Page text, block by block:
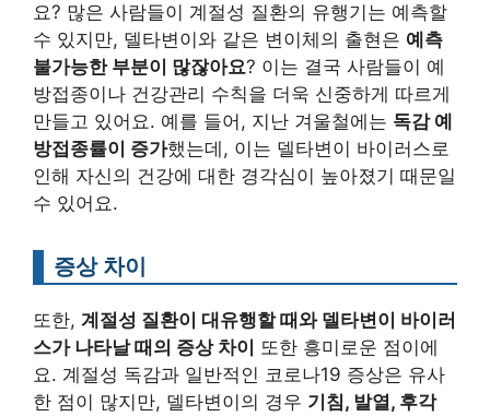
요? 많은 사람들이 계절성 질환의 유행기는 예측할
수 있지만, 델타변이와 같은 변이체의 출현은 예측
불가능한 부분이 많잖아요? 이는 결국 사람들이 예
방접종이나 건강관리 수칙을 더욱 신중하게 따르게
만들고 있어요. 예를 들어, 지난 겨울철에는 독감 예
방접종률이 증가했는데, 이는 델타변이 바이러스로
인해 자신의 건강에 대한 경각심이 높아졌기 때문일
수 있어요.
증상 차이
또한, 계절성 질환이 대유행할 때와 델타변이 바이러
스가 나타날 때의 증상 차이
또한 흥미로운 점이에
요. 계절성 독감과 일반적인 코로나19 증상은 유사
한 점이 많지만, 델타변이의 경우 기침, 발열, 후각